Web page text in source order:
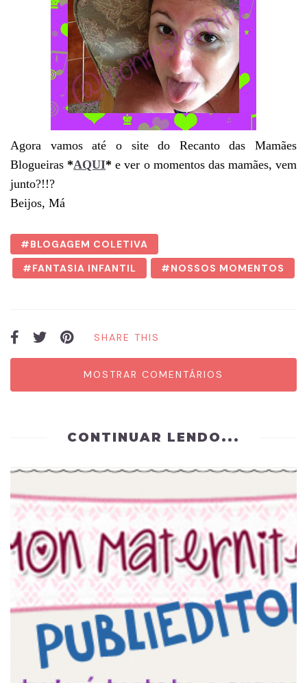
Agora vamos até o site do Recanto das Mamães
Blogueiras *AQUI*e ver o momentos das mamães, vem
junto?!!?
Beijos, Má
BLOGAGEM COLETIVA
FANTASIA INFANTIL
NOSSOS MOMENTOS
SHARE THIS
MOSTRAR COMENTÁRIOS
CONTINUAR LENDO...